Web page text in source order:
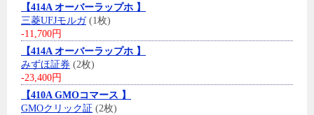
【414A オーバーラップホ 】
三菱UFJモルガ(1枚)
-11,700円
【414A オーバーラップホ 】
みずほ証券 (2枚)
-23,400円
【410A GMOコマース 】
GMOクリック証 (2枚)